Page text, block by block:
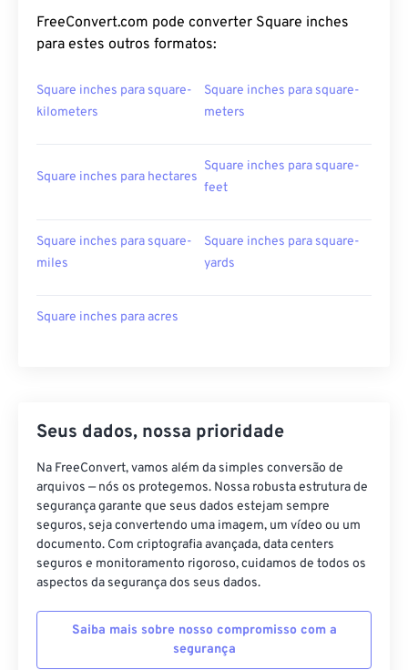
FreeConvert.com pode converter Square inches
para estes outros formatos:
Square inches para square-
kilometers
Square inches para square-
meters
Square inches para hectares
Square inches para square-
feet
Square inches para square-
miles
Square inches para square-
yards
Square inches para acres
Seus dados, nossa prioridade
Na FreeConvert, vamos além da simples conversão de
arquivos — nós os protegemos. Nossa robusta estrutura de
segurança garante que seus dados estejam sempre
seguros, seja convertendo uma imagem, um vídeo ou um
documento. Com criptografia avançada, data centers
seguros e monitoramento rigoroso, cuidamos de todos os
aspectos da segurança dos seus dados.
Saiba mais sobre nosso compromisso com a
segurança